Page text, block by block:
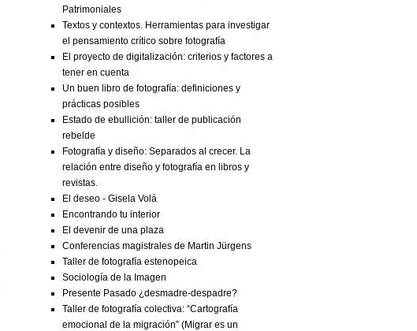
Patrimoniales
Textos y contextos. Herramientas para investigar
el pensamiento crítico sobre fotografía
El proyecto de digitalización: criterios y factores a
tener en cuenta
Un buen libro de fotografía: definiciones y
prácticas posibles
Estado de ebullición: taller de publicación
rebelde
Fotografía y diseño: Separados al crecer. La
relación entre diseño y fotografía en libros y
revistas.
El deseo - Gisela Volá
Encontrando tu interior
El devenir de una plaza
Conferencias magistrales de Martin Jürgens
Taller de fotografía estenopeica
Sociología de la Imagen
Presente Pasado ¿desmadre-despadre?
Taller de fotografía colectiva: “Cartografía
emocional de la migración” (Migrar es un